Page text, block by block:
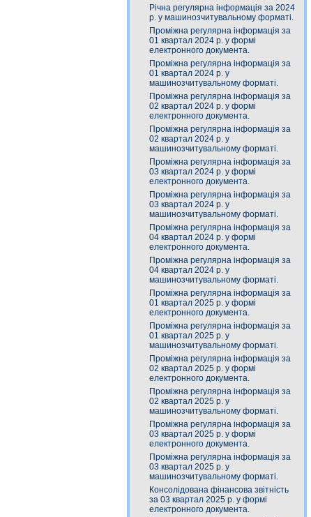
Річна регулярна інформація за 2024
р. у машинозчитувальному форматі.
Проміжна регулярна інформація за
01 квартал 2024 р. у формі
електронного документа.
Проміжна регулярна інформація за
01 квартал 2024 р. у
машинозчитувальному форматі.
Проміжна регулярна інформація за
02 квартал 2024 р. у формі
електронного документа.
Проміжна регулярна інформація за
02 квартал 2024 р. у
машинозчитувальному форматі.
Проміжна регулярна інформація за
03 квартал 2024 р. у формі
електронного документа.
Проміжна регулярна інформація за
03 квартал 2024 р. у
машинозчитувальному форматі.
Проміжна регулярна інформація за
04 квартал 2024 р. у формі
електронного документа.
Проміжна регулярна інформація за
04 квартал 2024 р. у
машинозчитувальному форматі.
Проміжна регулярна інформація за
01 квартал 2025 р. у формі
електронного документа.
Проміжна регулярна інформація за
01 квартал 2025 р. у
машинозчитувальному форматі.
Проміжна регулярна інформація за
02 квартал 2025 р. у формі
електронного документа.
Проміжна регулярна інформація за
02 квартал 2025 р. у
машинозчитувальному форматі.
Проміжна регулярна інформація за
03 квартал 2025 р. у формі
електронного документа.
Проміжна регулярна інформація за
03 квартал 2025 р. у
машинозчитувальному форматі.
Консолідована фінансова звітність
за 03 квартал 2025 р. у формі
електронного документа.